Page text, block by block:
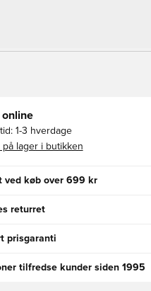
online
1-3 hverdage
lager i butikken
ved køb over 699 kr
returret
prisgaranti
tilfredse kunder siden 1995